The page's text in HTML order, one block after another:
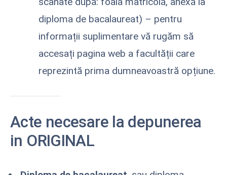
diploma de bacalaureat) – pentru
informații suplimentare vă rugăm să
accesați pagina web a facultății care
reprezintă prima dumneavoastră opțiune.
Acte necesare la depunerea
in ORIGINAL